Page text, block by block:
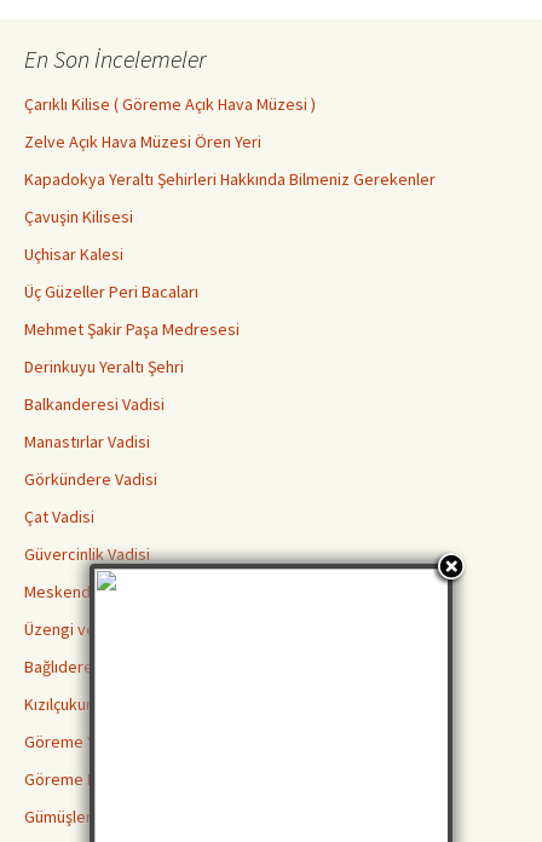
En Son İncelemeler
Çarıklı Kilise ( Göreme Açık Hava Müzesi )
Zelve Açık Hava Müzesi Ören Yeri
Kapadokya Yeraltı Şehirleri Hakkında Bilmeniz Gerekenler
Çavuşin Kilisesi
Uçhisar Kalesi
Üç Güzeller Peri Bacaları
Mehmet Şakir Paşa Medresesi
Derinkuyu Yeraltı Şehri
Balkanderesi Vadisi
Manastırlar Vadisi
Görkündere Vadisi
Çat Vadisi
Güvercinlik Vadisi
Meskendir Vadisi
Üzengi ve Gomeda Vadileri
Bağlıdere Aşk Vadisi
Kızılçukur Vadisi Ortahisar
Göreme Yılanlı Kilisesi
Göreme Karanlık Kilise
Gümüşler Manastırı Niğde